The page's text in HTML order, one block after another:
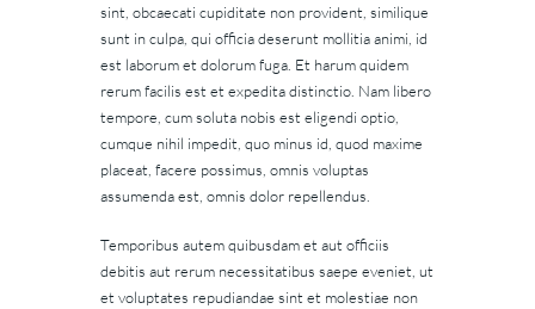
sint, obcaecati cupiditate non provident, similique
sunt in culpa, qui officia deserunt mollitia animi, id
est laborum et dolorum fuga. Et harum quidem
rerum facilis est et expedita distinctio. Nam libero
tempore, cum soluta nobis est eligendi optio,
cumque nihil impedit, quo minus id, quod maxime
placeat, facere possimus, omnis voluptas
assumenda est, omnis dolor repellendus.
Temporibus autem quibusdam et aut officiis
debitis aut rerum necessitatibus saepe eveniet, ut
et voluptates repudiandae sint et molestiae non